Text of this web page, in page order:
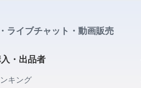
ライブチャット・動画販売
・出品者
キング